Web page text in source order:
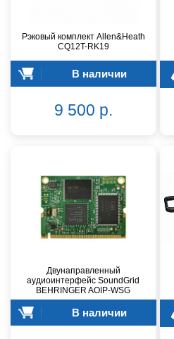
Рэковый комплект Allen&Heath
CQ12T-RK19
В наличии
9 500 р.
Двунаправленный
аудиоинтерфейс SoundGrid
BEHRINGER AOIP-WSG
В наличии